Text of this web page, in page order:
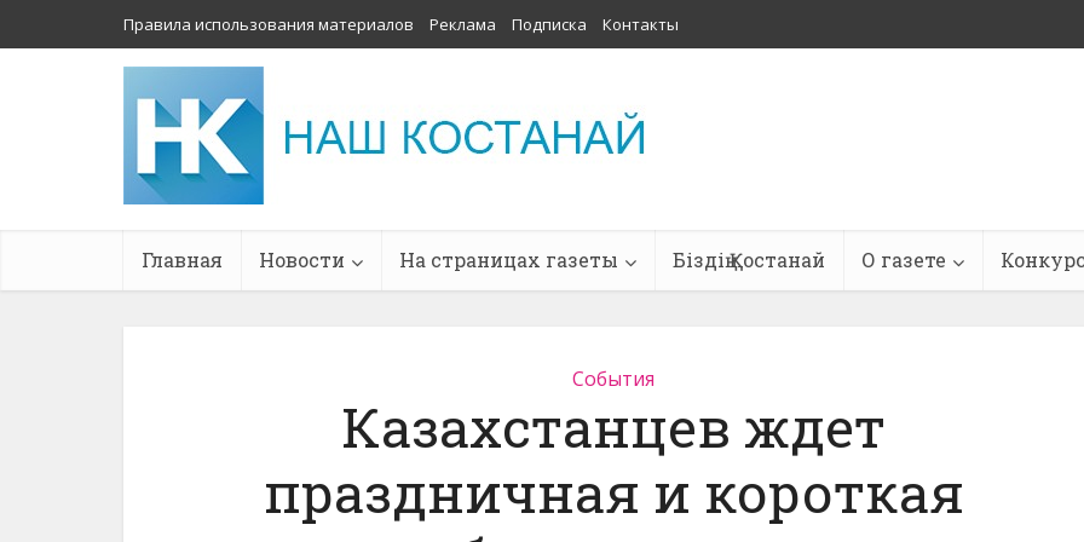
Правила использования материалов Реклама Подписка Контакты
Главная Новости На страницах газеты Біздің Қостанай О газете
События
Казахстанцев ждет
праздничная и короткая